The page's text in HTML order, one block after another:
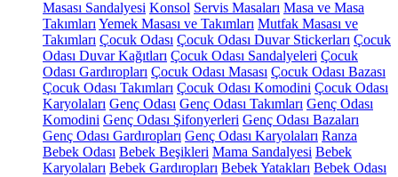
Masası Sandalyesi Konsol Servis Masaları Masa ve Masa
Takımları Yemek Masası ve Takımları Mutfak Masası ve
Takımları Çocuk Odası Çocuk Odası Duvar Stickerları Çocuk
Odası Duvar Kağıtları Çocuk Odası Sandalyeleri Çocuk
Odası Gardıropları Çocuk Odası Masası Çocuk Odası Bazası
Çocuk Odası Takımları Çocuk Odası Komodini Çocuk Odası
Karyolaları Genç Odası Genç Odası Takımları Genç Odası
Komodini Genç Odası Şifonyerleri Genç Odası Bazaları
Genç Odası Gardıropları Genç Odası Karyolaları Ranza
Bebek Odası Bebek Beşikleri Mama Sandalyesi Bebek
Karyolaları Bebek Gardıropları Bebek Yatakları Bebek Odası